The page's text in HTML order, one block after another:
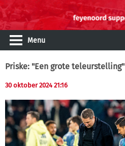
Menu
Priske: "Een grote teleurstelling"
30 oktober 2024 21:16